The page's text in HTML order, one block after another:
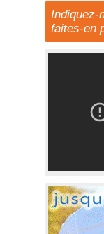
Indiquez-
faites-en